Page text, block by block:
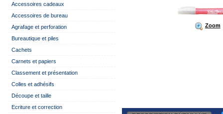
Accessoires cadeaux
Accessoires de bureau
Agrafage et perforation
Bureautique et piles
Cachets
Carnets et papiers
Classement et présentation
Colles et adhésifs
Découpe et taille
Ecriture et correction
Zoom